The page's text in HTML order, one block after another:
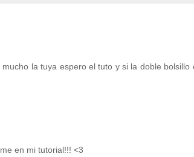
la tuya espero el tuto y si la doble bolsillo
en mi tutorial!!! <3